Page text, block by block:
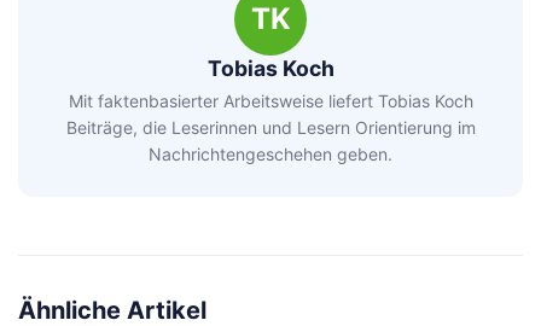
TK
Tobias Koch
Mit faktenbasierter Arbeitsweise liefert Tobias Koch
Beiträge, die Leserinnen und Lesern Orientierung im
Nachrichtengeschehen geben.
Ähnliche Artikel